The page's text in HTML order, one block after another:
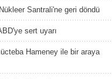
Santrali'ne geri döndü
sert uyarı
Hameney ile bir araya